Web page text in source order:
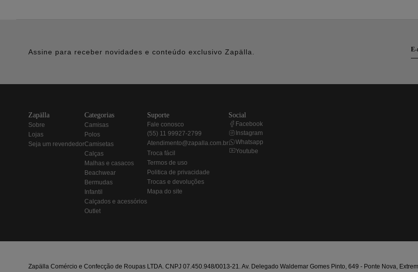
Assine para receber novidades e conteúdo exclusivo Zapälla.
zapälla
sobre
lojas
seja um revendedor
categorias
camisas
polos
camisetas
calças
malhas e casacos
beachwear
bermudas
infantil
calçados e acessórios
outlet
suporte
fale conosco
(55) 11 99927-2799
atendimento@zapalla.com.br
troca fácil
termos de uso
politica de privacidade
trocas e devoluções
mapa do site
social
Facebook
Instagram
Whatsapp
Youtube
Zapälla Comércio e Confecção de Roupas LTDA. CNPJ 07.450.948/0013-21. Av. Delegado Waldemar Gomes Pinto, 649 - Ponte Nova,